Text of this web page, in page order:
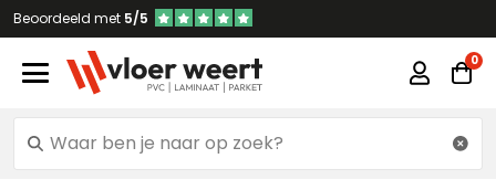
Beoordeeld met 5/5